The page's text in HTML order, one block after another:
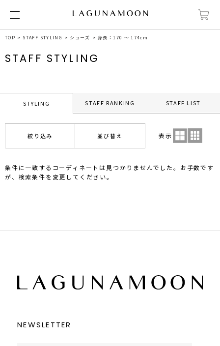
TOP STAFF STYLING シューズ 身長：170 ～ 174cm
STAFF STYLING
STYLING STAFF RANKING STAFF LIST
絞り込み 並び替え 表示
条件に一致するコーディネートは見つかりませんでした。お手数です
が、検索条件を変更してください。
NEWSLETTER